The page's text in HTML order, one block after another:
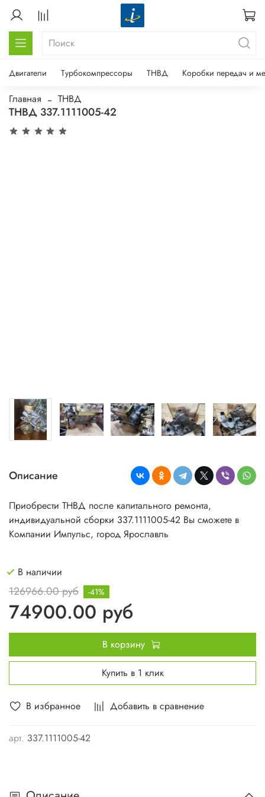
Двигатели Турбокомпрессоры ТНВД Коробки передач и
Главная ТНВД
ТНВД 337.1111005-42
В избранное Добавить в сравнение
арт. 337.1111005-42
Описание
Приобрести ТНВД после капитального ремонта,
индивидуальной сборки 337.1111005-42 Вы сможете в
Компании Импульс, город Ярославль
В наличии
126966.00 руб
74900.00 руб
-41%
В корзину
Купить в 1 клик